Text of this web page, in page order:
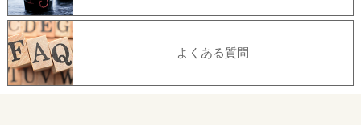
よくある質問